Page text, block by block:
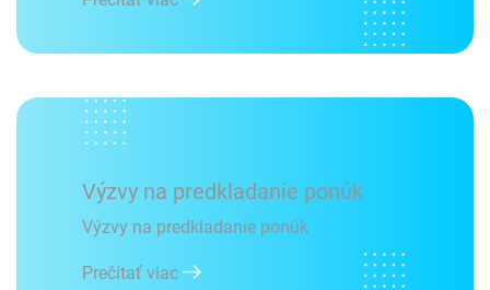
Výzvy na predkladanie ponúk
Výzvy na predkladanie ponúk
Prečítať viac